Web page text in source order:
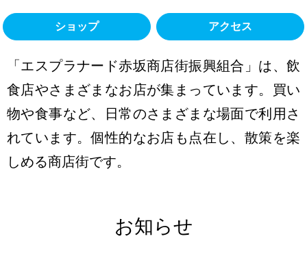
ショップ アクセス
「エスプラナード赤坂商店街振興組合」は、飲
食店やさまざまなお店が集まっています。買い
物や食事など、日常のさまざまな場面で利用さ
れています。個性的なお店も点在し、散策を楽
しめる商店街です。
お知らせ